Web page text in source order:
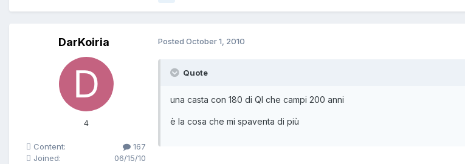
DarKoiria
4
Content:
167
Joined:
06/15/10
Posted October 1, 2010
Quote
una casta con 180 di QI che campi 200 anni
è la cosa che mi spaventa di più